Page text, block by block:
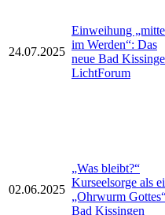
24.07.2025
Einweihung
im Werden“: Das
neue Bad
LichtForum
02.06.2025
„Was bleibt?“
Kurseelsorge als
„Ohrwurm
Bad Kissingen